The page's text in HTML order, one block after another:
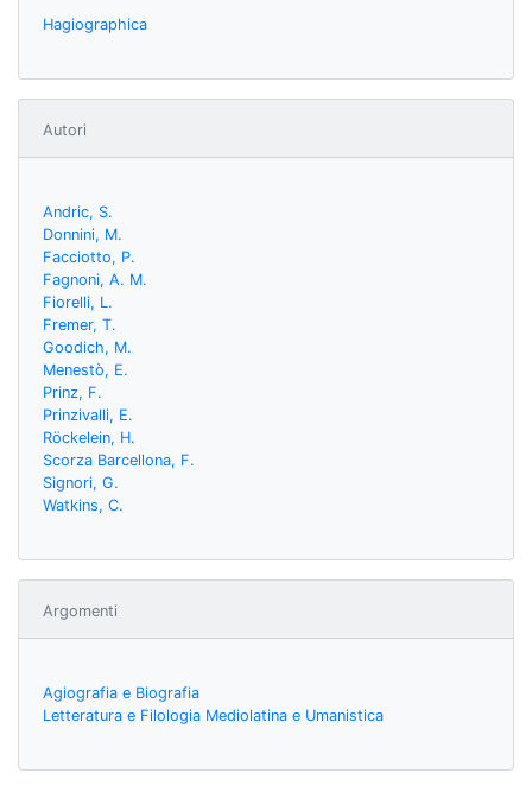
Hagiographica
Autori
Andric, S.
Donnini, M.
Facciotto, P.
Fagnoni, A. M.
Fiorelli, L.
Fremer, T.
Goodich, M.
Menestò, E.
Prinz, F.
Prinzivalli, E.
Röckelein, H.
Scorza Barcellona, F.
Signori, G.
Watkins, C.
Argomenti
Agiografia e Biografia
Letteratura e Filologia Mediolatina e Umanistica